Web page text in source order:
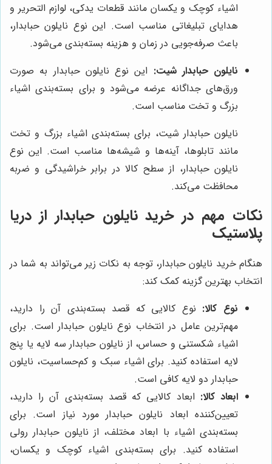
اشیاء کوچک و یکسان مانند قطعات یدکی، لوازم التحریر و
هدایای تبلیغاتی مناسب است. این نوع نایلون حبابدار،
باعث صرفه‌جویی در زمان و هزینه بسته‌بندی می‌شود.
نایلون حبابدار شیت: این نوع نایلون حبابدار به صورت
ورق‌های جداگانه عرضه می‌شود و برای بسته‌بندی اشیاء
بزرگ و تخت مناسب است.
نایلون حبابدار شیت، برای بسته‌بندی اشیاء بزرگ و تخت
مانند تابلوها، آینه‌ها و شیشه‌ها مناسب است. این نوع
نایلون حبابدار، از سطح کالا در برابر خراشیدگی و ضربه
محافظت می‌کند.
نکات مهم در خرید نایلون حبابدار از دریا
پلاستیک
هنگام خرید نایلون حبابدار، توجه به نکات زیر می‌تواند به شما در
انتخاب بهترین گزینه کمک کند:
نوع کالا: نوع کالایی که قصد بسته‌بندی آن را دارید،
مهم‌ترین عامل در انتخاب نوع نایلون حبابدار است. برای
اشیاء شکستنی و حساس، از نایلون حبابدار سه لایه یا پنج
لایه استفاده کنید. برای اشیاء سبک و کم‌حساسیت، نایلون
حبابدار دو لایه کافی است.
ابعاد کالا: ابعاد کالایی که قصد بسته‌بندی آن را دارید،
تعیین‌کننده ابعاد نایلون حبابدار مورد نیاز است. برای
بسته‌بندی اشیاء با ابعاد مختلف، از نایلون حبابدار رولی
استفاده کنید. برای بسته‌بندی اشیاء کوچک و یکسان،